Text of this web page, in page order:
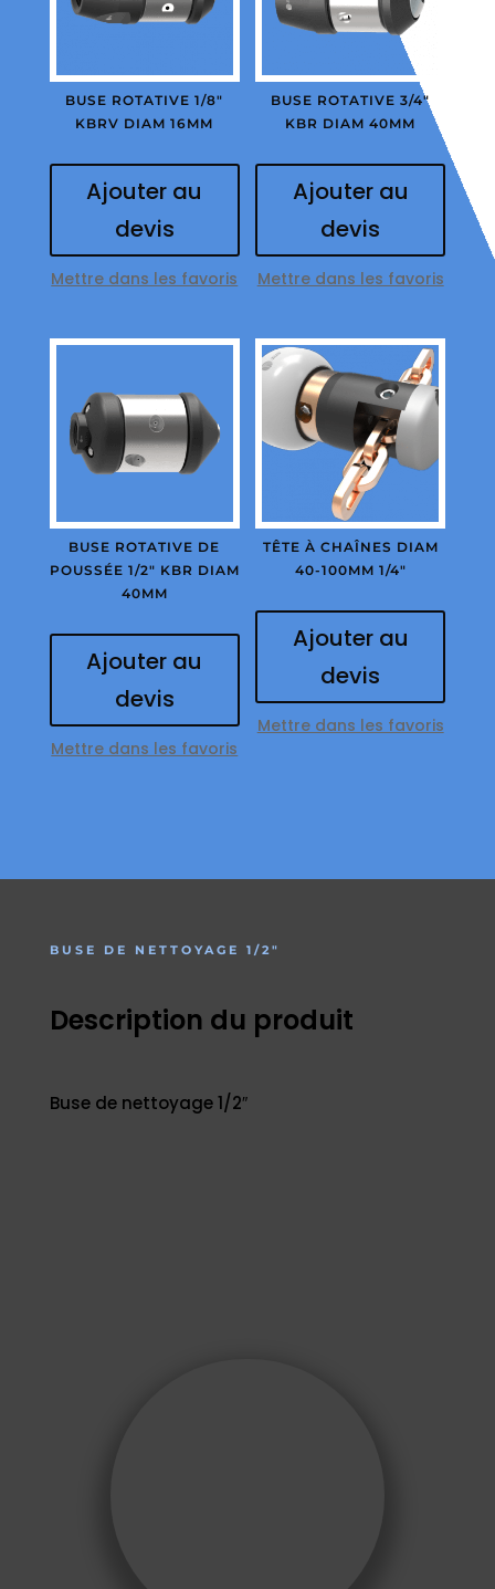
BUSE ROTATIVE 1/8″
KBRV DIAM 16MM
Ajouter au
devis
Mettre dans les favoris
BUSE ROTATIVE 3/4″
KBR DIAM 40MM
Ajouter au
devis
Mettre dans les favoris
BUSE ROTATIVE DE
POUSSÉE 1/2″ KBR DIAM
40MM
Ajouter au
devis
Mettre dans les favoris
TÊTE À CHAÎNES DIAM
40-100MM 1/4″
Ajouter au
devis
Mettre dans les favoris
BUSE DE NETTOYAGE 1/2″
Description du produit
Buse de nettoyage 1/2″